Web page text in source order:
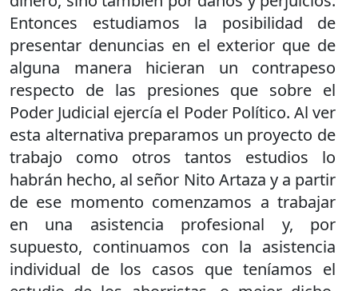
Entonces estudiamos la posibilidad de
presentar denuncias en el exterior que de
alguna manera hicieran un contrapeso
respecto de las presiones que sobre el
Poder Judicial ejercía el Poder Político. Al ver
esta alternativa preparamos un proyecto de
trabajo como otros tantos estudios lo
habrán hecho, al señor Nito Artaza y a partir
de ese momento comenzamos a trabajar
en una asistencia profesional y, por
supuesto, continuamos con la asistencia
individual de los casos que teníamos el